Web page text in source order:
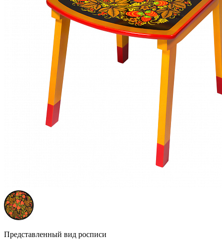
Представленный вид росписи